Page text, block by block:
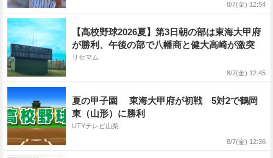
8/7(金) 12:54
【高校野球2026夏】第3日朝の部は東海大甲府
が勝利、午後の部で八幡商と健大高崎が激突
リセマム
8/7(金) 12:45
夏の甲子園 東海大甲府が初戦 5対2で鶴岡
東（山形）に勝利
UTYテレビ山梨
8/7(金) 12:36